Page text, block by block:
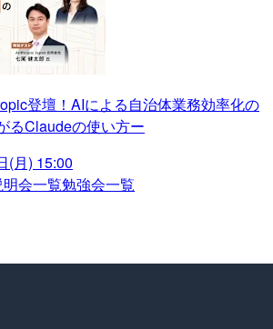
登壇！AIによる自治体業務効率化の
るClaudeの使い方ー
(月) 15:00
会一覧勉強会一覧